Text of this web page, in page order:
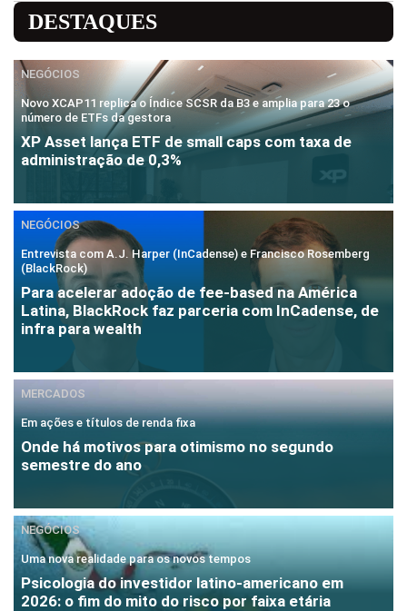
DESTAQUES
NEGÓCIOS
Novo XCAP11 replica o Índice SCSR da B3 e amplia para 23 o
número de ETFs da gestora
XP Asset lança ETF de small caps com taxa de
administração de 0,3%
NEGÓCIOS
Entrevista com A.J. Harper (InCadense) e Francisco Rosemberg
(BlackRock)
Para acelerar adoção de fee-based na América
Latina, BlackRock faz parceria com InCadense, de
infra para wealth
MERCADOS
Em ações e títulos de renda fixa
Onde há motivos para otimismo no segundo
semestre do ano
NEGÓCIOS
Uma nova realidade para os novos tempos
Psicologia do investidor latino-americano em
2026: o fim do mito do risco por faixa etária